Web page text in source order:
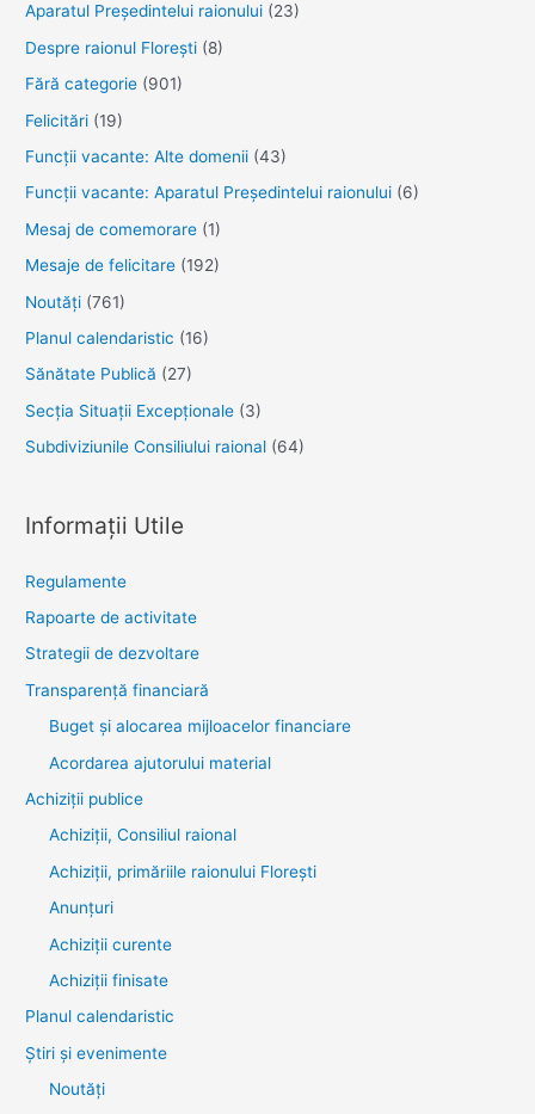
Aparatul Preşedintelui raionului (23)
Despre raionul Floreşti (8)
Fără categorie (901)
Felicitări (19)
Funcţii vacante: Alte domenii (43)
Funcții vacante: Aparatul Președintelui raionului (6)
Mesaj de comemorare (1)
Mesaje de felicitare (192)
Noutăţi (761)
Planul calendaristic (16)
Sănătate Publică (27)
Secția Situații Excepționale (3)
Subdiviziunile Consiliului raional (64)
Informații Utile
Regulamente
Rapoarte de activitate
Strategii de dezvoltare
Transparenţă financiară
Buget și alocarea mijloacelor financiare
Acordarea ajutorului material
Achiziţii publice
Achiziții, Consiliul raional
Achiziții, primăriile raionului Florești
Anunțuri
Achiziții curente
Achiziții finisate
Planul calendaristic
Știri şi evenimente
Noutăţi